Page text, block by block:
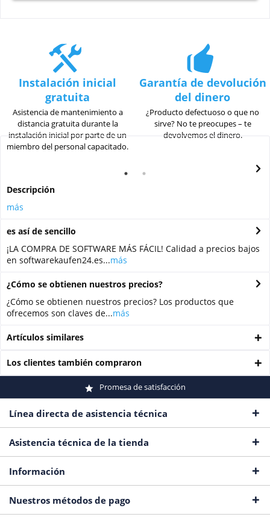
Instalación inicial
gratuita
Asistencia de mantenimiento a
distancia gratuita durante la
instalación inicial por parte de un
miembro del personal capacitado.
Garantía de devolución
del dinero
¿Producto defectuoso o que no
sirve? No te preocupes – te
devolvemos el dinero.
Descripción
más
es así de sencillo
¡LA COMPRA DE SOFTWARE MÁS FÁCIL! Calidad a precios bajos
en softwarekaufen24.es...más
¿Cómo se obtienen nuestros precios?
¿Cómo se obtienen nuestros precios? Los productos que
ofrecemos son claves de...más
Artículos similares
Los clientes también compraron
Promesa de satisfacción
Línea directa de asistencia técnica
Asistencia técnica de la tienda
Información
Nuestros métodos de pago